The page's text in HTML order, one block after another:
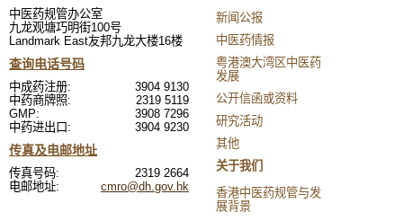
中医药规管办公室
九龙观塘巧明街100号
Landmark East友邦九龙大楼16楼
查询电话号码
中成药注册:
3904 9130
中药商牌照:
2319 5119
GMP:
3908 7296
中药进出口:
3904 9230
传真及电邮地址
传真号码:
2319 2664
电邮地址:
cmro@dh.gov.hk
新闻公报
中医药情报
粤港澳大湾区中医药
发展
公开信函或资料
研究活动
其他
关于我们
香港中医药规管与发
展背景